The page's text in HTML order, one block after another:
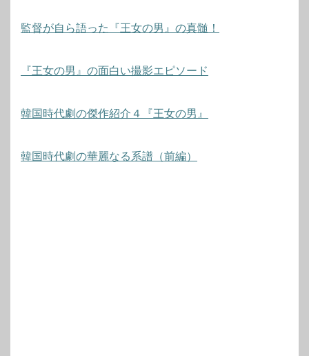
監督が自ら語った『王女の男』の真髄！
『王女の男』の面白い撮影エピソード
韓国時代劇の傑作紹介４『王女の男』
韓国時代劇の華麗なる系譜（前編）